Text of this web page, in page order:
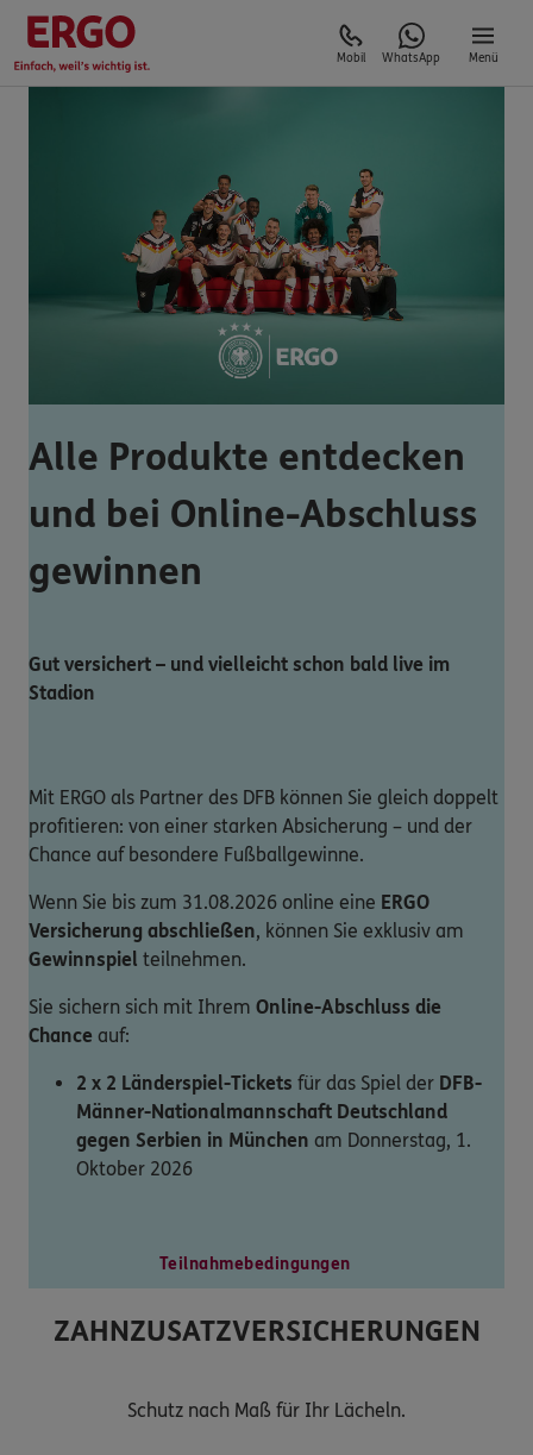
Mobil WhatsApp Menü
Alle Produkte entdecken
und bei Online-Abschluss
gewinnen
Gut versichert – und vielleicht schon bald live im
Stadion
Mit ERGO als Partner des DFB können Sie gleich doppelt
profitieren: von einer starken Absicherung – und der
Chance auf besondere Fußballgewinne.
Wenn Sie bis zum 31.08.2026 online eine ERGO
Versicherung abschließen, können Sie exklusiv am
Gewinnspiel teilnehmen.
Sie sichern sich mit Ihrem Online-Abschluss die
Chance auf:
2 x 2 Länderspiel-Tickets für das Spiel der DFB-
Männer-Nationalmannschaft Deutschland
gegen Serbien in München am Donnerstag, 1.
Oktober 2026
Teilnahmebedingungen
ZAHNZUSATZVERSICHERUNGEN
Schutz nach Maß für Ihr Lächeln.